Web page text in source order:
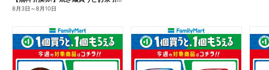
8月3日 ～8月10日